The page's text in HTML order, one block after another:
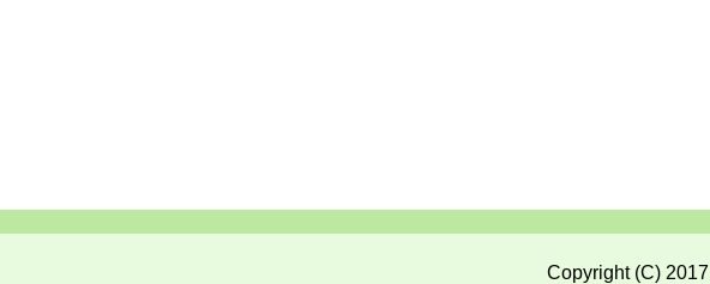
Copyright (C) 2017